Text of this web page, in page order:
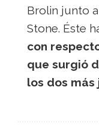
Brolin junto
Stone. Éste
con
que surgió
los dos más